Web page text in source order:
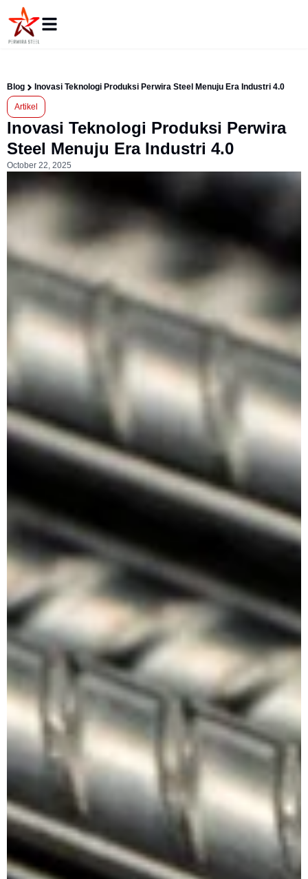
Blog Inovasi Teknologi Produksi Perwira Steel Menuju Era Industri 4.0
Artikel
Inovasi Teknologi Produksi Perwira
Steel Menuju Era Industri 4.0
October 22, 2025